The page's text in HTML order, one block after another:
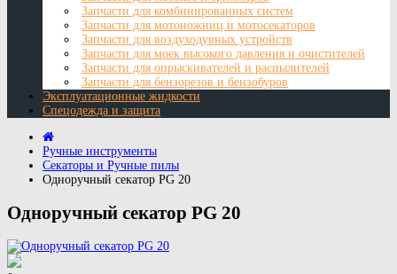
Запчасти для комбинированных систем
Запчасти для мотоножниц и мотосекаторов
Запчасти для воздуходувных устройств
Запчасти для моек высокого давления и очистителей
Запчасти для опрыскивателей и распылителей
Запчасти для бензорезов и бензобуров
Эксплуатационные жидкости
Спецодежда и защита
Ручные инструменты
Секаторы и Ручные пилы
Одноручный секатор PG 20
Одноручный секатор PG 20